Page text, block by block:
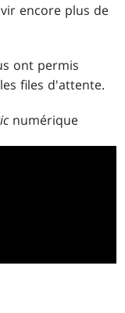
encore plus de
ont permis
files d'attente.
numérique